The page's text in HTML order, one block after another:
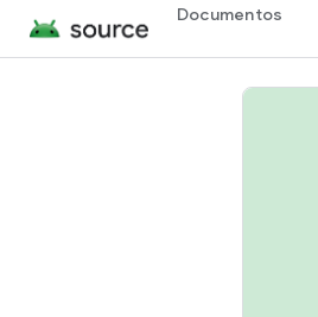
Documentos